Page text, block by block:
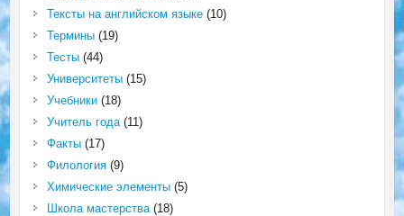
Тексты на английском языке(10)
Термины(19)
Тесты(44)
Университеты(15)
Учебники(18)
Учитель года(11)
Факты(17)
Филология(9)
Химические элементы(5)
Школа мастерства(18)